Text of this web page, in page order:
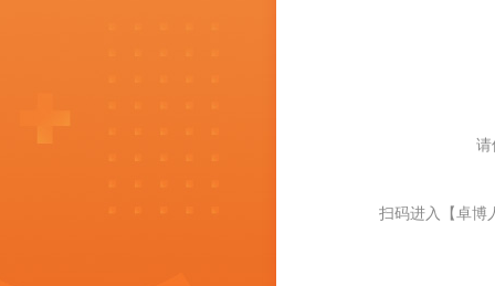
请
扫码进入【卓博